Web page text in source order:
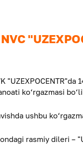
ko‘rgazmasi
ushbu
rasmiy dileri –